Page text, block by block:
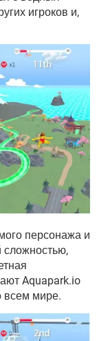
игроков и,
персонажа и
сложностью,
Aquapark.io
всем мире.